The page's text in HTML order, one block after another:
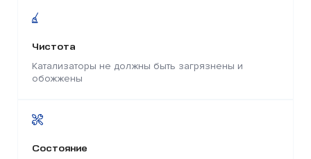
Чистота
Катализаторы не должны быть загрязнены и
обожжены
Состояние